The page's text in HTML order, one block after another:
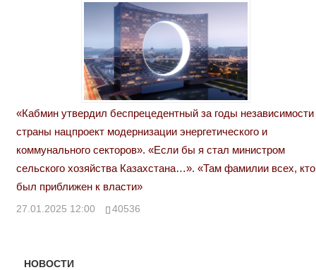
«Кабмин утвердил беспрецедентный за годы независимости
страны нацпроект модернизации энергетического и
коммунального секторов». «Если бы я стал министром
сельского хозяйства Казахстана…». «Там фамилии всех, кто
был приближен к власти»
27.01.2025 12:00 40536
НОВОСТИ